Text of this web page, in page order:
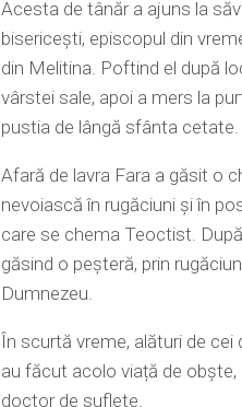
Acesta de tânăr a ajuns la
bisericești, episcopul din
din Melitina. Poftind el după
vârstei sale, apoi a mers la
pustia de lângă sfânta cetate.
Afară de lavra Fara a găsit o
nevoiască în rugăciuni și în
care se chema Teoctist.
găsind o peșteră, prin
Dumnezeu.
În scurtă vreme, alături de
au făcut acolo viață de
doctor de suflete.